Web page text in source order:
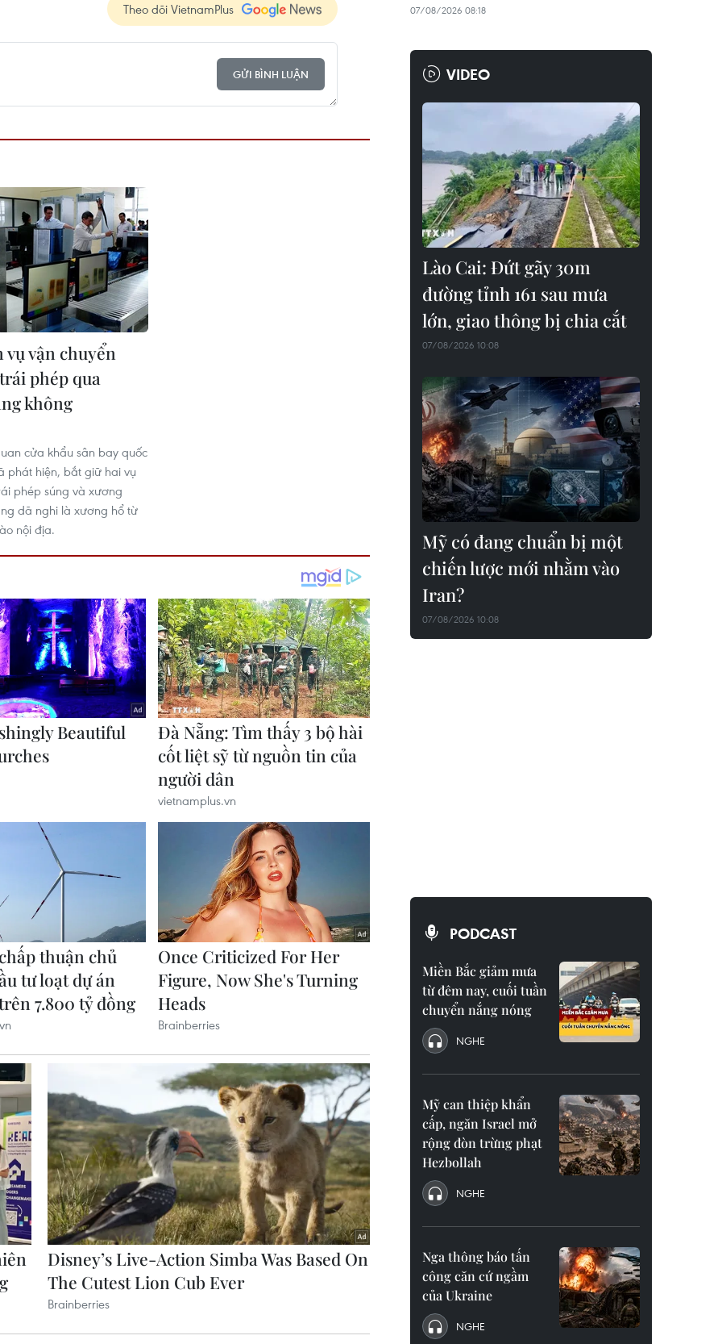
Theo dõi VietnamPlus
GỬI BÌNH LUẬN
vụ vận chuyển
phép qua
không
cửa khẩu sân bay quốc
phát hiện, bắt giữ hai vụ
phép súng và xương
dã nghi là xương hổ từ
nội địa.
07/08/2026 08:18
VIDEO
Lào Cai: Đứt gãy 30m
đường tỉnh 161 sau mưa
lớn, giao thông bị chia cắt
07/08/2026 10:08
Mỹ có đang chuẩn bị một
chiến lược mới nhằm vào
Iran?
07/08/2026 10:08
PODCAST
Miền Bắc giảm mưa
từ đêm nay, cuối tuần
chuyển nắng nóng
NGHE
Mỹ can thiệp khẩn
cấp, ngăn Israel mở
rộng đòn trừng phạt
Hezbollah
NGHE
Nga thông báo tấn
công căn cứ ngầm
của Ukraine
NGHE